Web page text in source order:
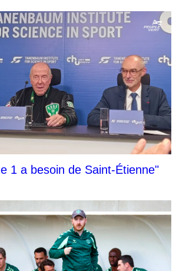
1 a besoin de Saint-Étienne"